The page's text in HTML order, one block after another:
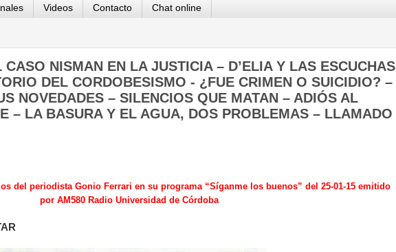
Videos Contacto Chat online
NISMAN EN LA JUSTICIA – D’ELIA Y LAS ESCUCHAS
DEL CORDOBESISMO - ¿FUE CRIMEN O SUICIDIO? –
NOVEDADES – SILENCIOS QUE MATAN – ADIÓS AL
– LA BASURA Y EL AGUA, DOS PROBLEMAS – LLAMADO
del periodista Gonio Ferrari en su programa “Síganme los buenos” del 25-01-15 emitido
por AM580 Radio Universidad de Córdoba